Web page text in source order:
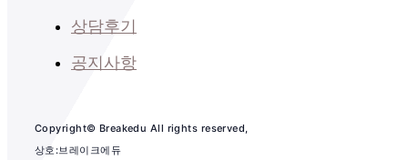
상담후기
공지사항
Copyright© Breakedu All rights reserved,
상호:브레이크에듀